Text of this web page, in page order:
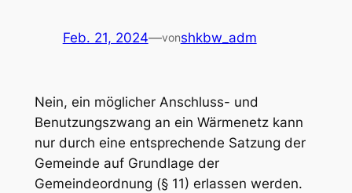
Feb. 21, 2024—vonshkbw_adm
Nein, ein möglicher Anschluss- und
Benutzungszwang an ein Wärmenetz kann
nur durch eine entsprechende Satzung der
Gemeinde auf Grundlage der
Gemeindeordnung (§ 11) erlassen werden.